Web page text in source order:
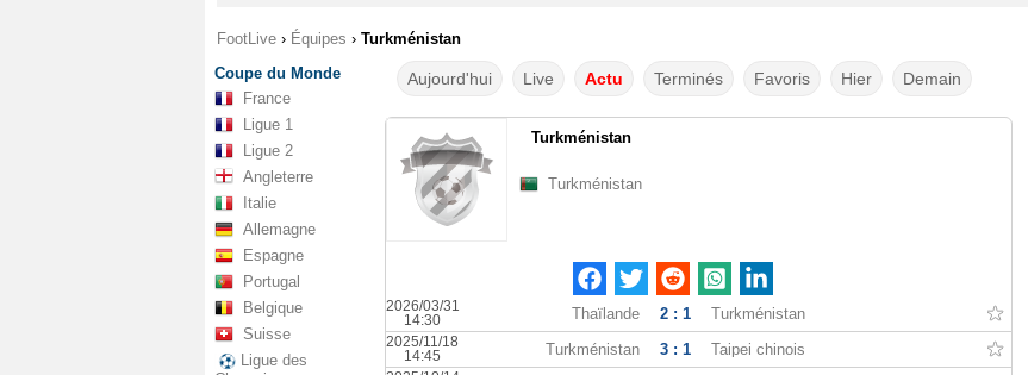
FootLive › Équipes › Turkménistan
Coupe du Monde
France
Ligue 1
Ligue 2
Angleterre
Italie
Allemagne
Espagne
Portugal
Belgique
Suisse
Ligue des
Aujourd'hui Live Actu Terminés Favoris Hier Demain
Turkménistan
Turkménistan
2026/03/31
14:30
Thaïlande 2 : 1 Turkménistan
2025/11/18
14:45
Turkménistan 3 : 1 Taipei chinois